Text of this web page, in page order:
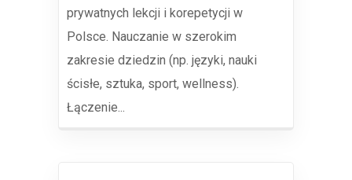
prywatnych lekcji i korepetycji w
Polsce. Nauczanie w szerokim
zakresie dziedzin (np. języki, nauki
ścisłe, sztuka, sport, wellness).
Łączenie...